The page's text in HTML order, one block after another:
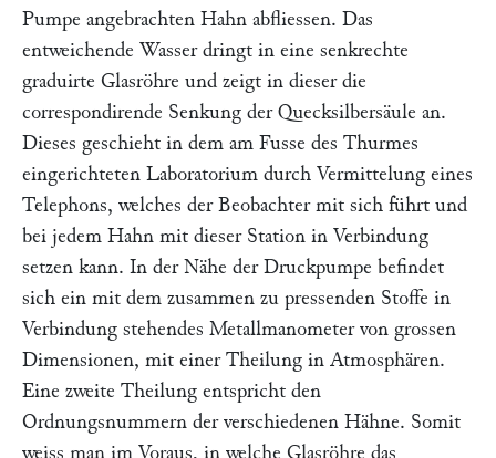
Pumpe angebrachten Hahn abfliessen. Das
entweichende Wasser dringt in eine senkrechte
graduirte Glasröhre und zeigt in dieser die
correspondirende Senkung der Quecksilbersäule an.
Dieses geschieht in dem am Fusse des Thurmes
eingerichteten Laboratorium durch Vermittelung eines
Telephons, welches der Beobachter mit sich führt und
bei jedem Hahn mit dieser Station in Verbindung
setzen kann. In der Nähe der Druckpumpe befindet
sich ein mit dem zusammen zu pressenden Stoffe in
Verbindung stehendes Metallmanometer von grossen
Dimensionen, mit einer Theilung in Atmosphären.
Eine zweite Theilung entspricht den
Ordnungsnummern der verschiedenen Hähne. Somit
weiss man im Voraus, in welche Glasröhre das